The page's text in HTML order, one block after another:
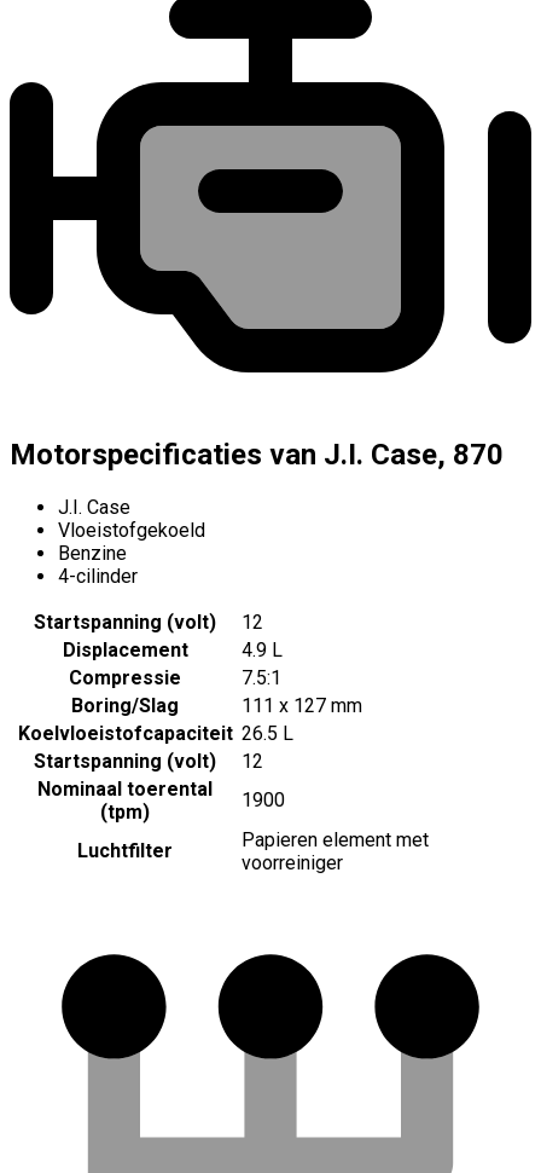
Motorspecificaties van J.I. Case, 870
J.I. Case
Vloeistofgekoeld
Benzine
4-cilinder
Startspanning (volt)
12
Displacement
4.9 L
Compressie
7.5:1
Boring/Slag
111 x 127 mm
Koelvloeistofcapaciteit 26.5 L
Startspanning (volt)
12
Nominaal toerental
(tpm)
1900
Luchtfilter
Papieren element met
voorreiniger